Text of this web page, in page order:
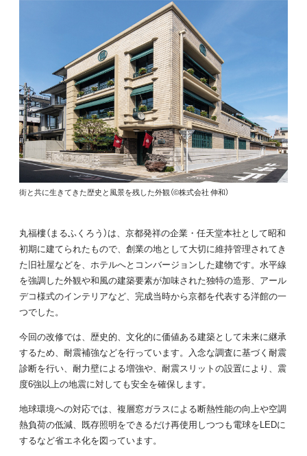
街と共に生きてきた歴史と風景を残した外観（©株式会社 伸和）
丸福樓（まるふくろう）は、京都発祥の企業・任天堂本社として昭和
初期に建てられたもので、創業の地として大切に維持管理されてき
た旧社屋などを、ホテルへとコンバージョンした建物です。水平線
を強調した外観や和風の建築要素が加味された独特の造形、アール
デコ様式のインテリアなど、完成当時から京都を代表する洋館の一
つでした。
今回の改修では、歴史的、文化的に価値ある建築として未来に継承
するため、耐震補強などを行っています。入念な調査に基づく耐震
診断を行い、耐力壁による増強や、耐震スリットの設置により、震
度6強以上の地震に対しても安全を確保します。
地球環境への対応では、複層窓ガラスによる断熱性能の向上や空調
熱負荷の低減、既存照明をできるだけ再使用しつつも電球をLEDに
するなど省エネ化を図っています。